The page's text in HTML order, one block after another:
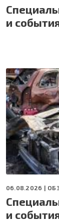
и
06.08.2026 |
и